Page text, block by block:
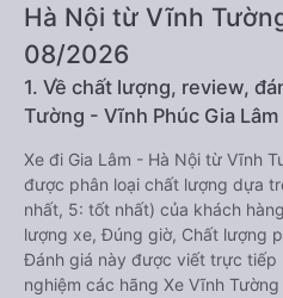
Hà Nội từ Vĩnh
08/2026
1. Về chất lượng, review,
Tường - Vĩnh Phúc Gia Lâm
Xe đi Gia Lâm - Hà Nội từ Vĩnh
được phân loại chất lượng dựa
nhất, 5: tốt nhất) của khách
lượng xe, Đúng giờ, Chất lượng
Đánh giá này được viết trực tiếp
nghiệm các hãng Xe Vĩnh